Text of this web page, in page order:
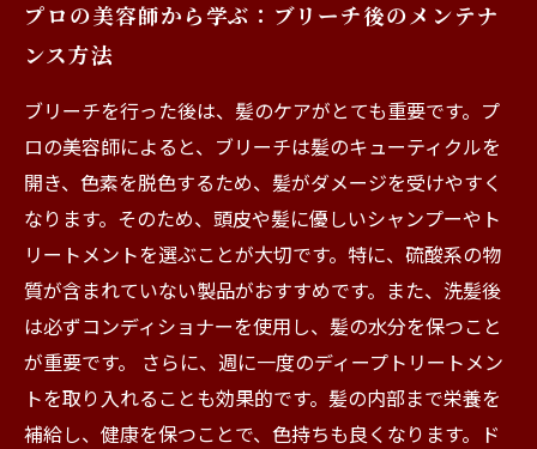
プロの美容師から学ぶ：ブリーチ後のメンテナ
ンス方法
ブリーチを行った後は、髪のケアがとても重要です。プ
ロの美容師によると、ブリーチは髪のキューティクルを
開き、色素を脱色するため、髪がダメージを受けやすく
なります。そのため、頭皮や髪に優しいシャンプーやト
リートメントを選ぶことが大切です。特に、硫酸系の物
質が含まれていない製品がおすすめです。また、洗髪後
は必ずコンディショナーを使用し、髪の水分を保つこと
が重要です。 さらに、週に一度のディープトリートメン
トを取り入れることも効果的です。髪の内部まで栄養を
補給し、健康を保つことで、色持ちも良くなります。ド